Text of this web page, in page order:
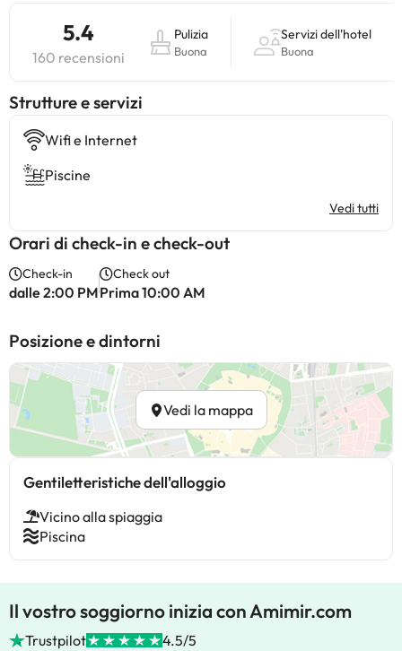
5.4
160 recensioni
Pulizia
Buona
Servizi dell'hotel
Buona
​Strutture e servizi
Wifi e Internet
Piscine
Vedi tutti
Orari di check-in e check-out
Check-in
dalle 2:00 PM
Check out
Prima 10:00 AM
Posizione e dintorni
Vedi la mappa
Gentiletteristiche dell'alloggio
Vicino alla spiaggia
Piscina
Il vostro soggiorno inizia con Amimir.com
Trustpilot 4.5/5